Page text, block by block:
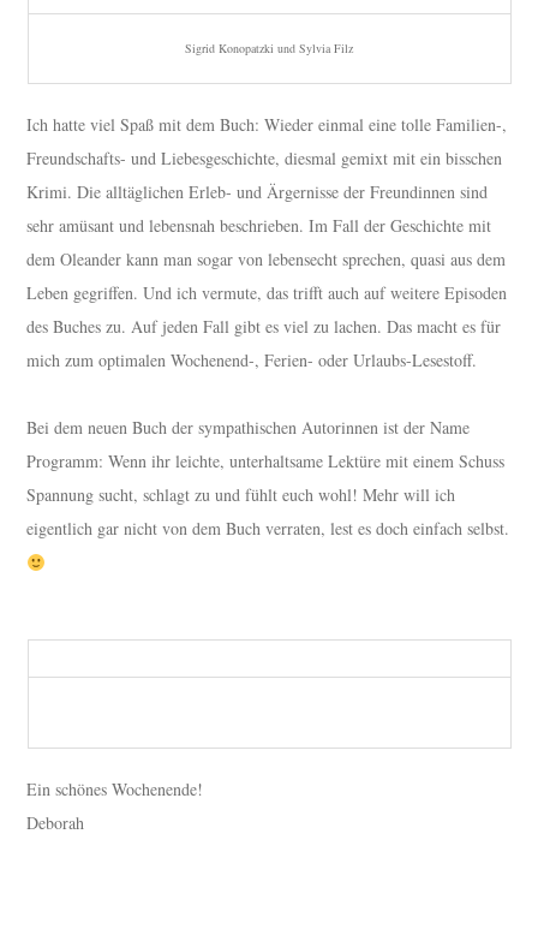
Sigrid Konopatzki und Sylvia Filz
Ich hatte viel Spaß mit dem Buch: Wieder einmal eine tolle Familien-,
Freundschafts- und Liebesgeschichte, diesmal gemixt mit ein bisschen
Krimi. Die alltäglichen Erleb- und Ärgernisse der Freundinnen sind
sehr amüsant und lebensnah beschrieben. Im Fall der Geschichte mit
dem Oleander kann man sogar von lebensecht sprechen, quasi aus dem
Leben gegriffen. Und ich vermute, das trifft auch auf weitere Episoden
des Buches zu. Auf jeden Fall gibt es viel zu lachen. Das macht es für
mich zum optimalen Wochenend-, Ferien- oder Urlaubs-Lesestoff.
Bei dem neuen Buch der sympathischen Autorinnen ist der Name
Programm: Wenn ihr leichte, unterhaltsame Lektüre mit einem Schuss
Spannung sucht, schlagt zu und fühlt euch wohl! Mehr will ich
eigentlich gar nicht von dem Buch verraten, lest es doch einfach selbst.
Ein schönes Wochenende!
Deborah